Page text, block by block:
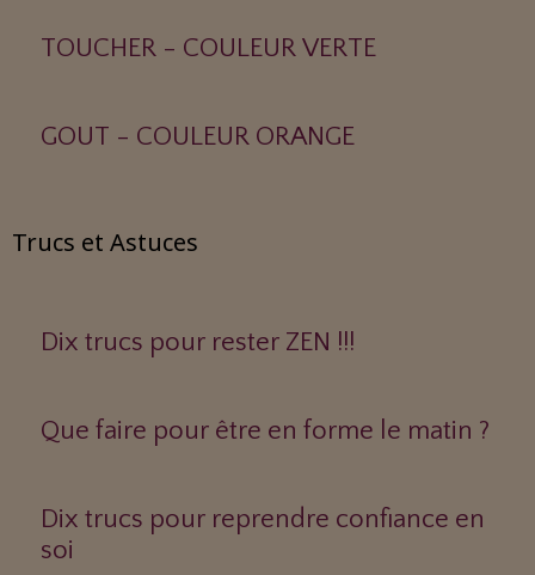
TOUCHER - COULEUR VERTE
GOUT - COULEUR ORANGE
Trucs et Astuces
Dix trucs pour rester ZEN !!!
Que faire pour être en forme le matin ?
Dix trucs pour reprendre confiance en
soi